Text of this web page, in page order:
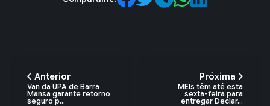
Anterior
Van da UPA de Barra
Mansa garante retorno
seguro p...
Próxima
MEIs têm até esta
sexta-feira para
entregar Declar...